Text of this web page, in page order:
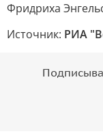
Фридриха
Источник: РИА